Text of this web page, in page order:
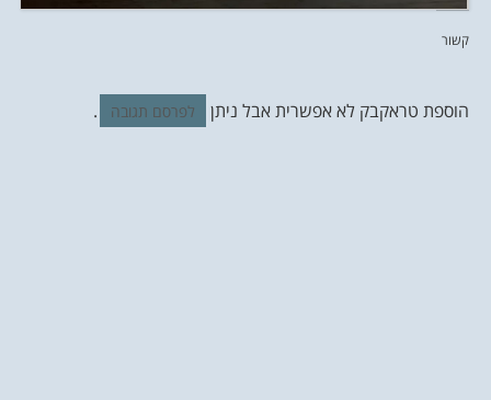
קשור
הוספת טראקבק לא אפשרית אבל ניתן לפרסם תגובה .